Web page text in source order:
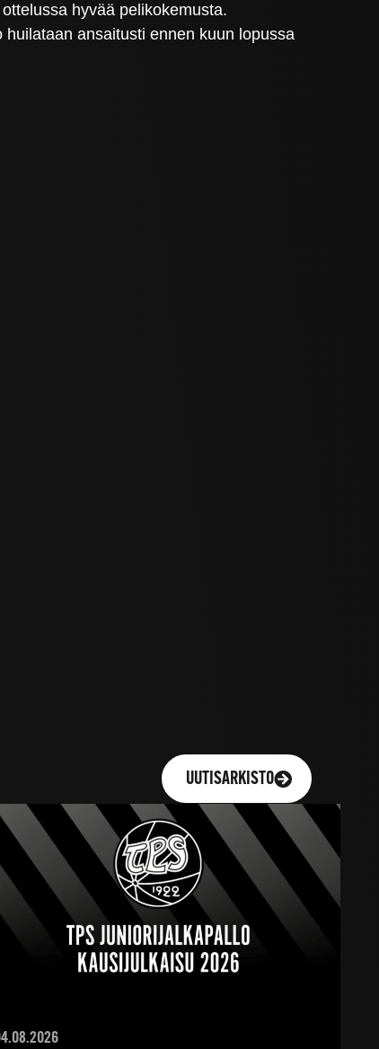
hyvää pelikokemusta.
ansaitusti ennen kuun lopussa
UUTISARKISTO